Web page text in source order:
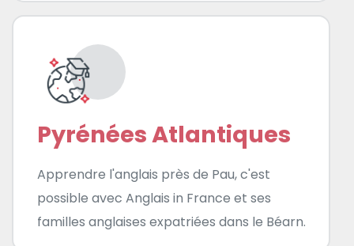
Pyrénées Atlantiques
Apprendre l'anglais près de Pau, c'est
possible avec Anglais in France et ses
familles anglaises expatriées dans le Béarn.